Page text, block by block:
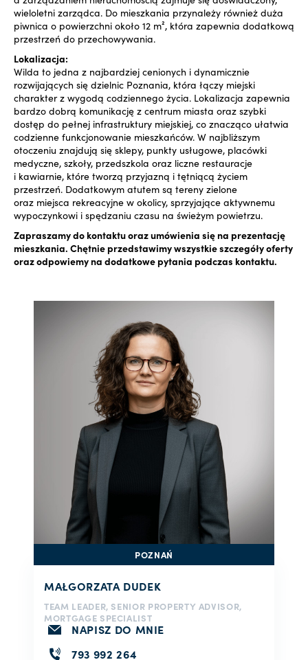
wieloletni zarządca. Do mieszkania przynależy również duża
piwnica o powierzchni około 12 m², która zapewnia dodatkową
przestrzeń do przechowywania.
Lokalizacja:
Wilda to jedna z najbardziej cenionych i dynamicznie
rozwijających się dzielnic Poznania, która łączy miejski
charakter z wygodą codziennego życia. Lokalizacja zapewnia
bardzo dobrą komunikację z centrum miasta oraz szybki
dostęp do pełnej infrastruktury miejskiej, co znacząco ułatwia
codzienne funkcjonowanie mieszkańców. W najbliższym
otoczeniu znajdują się sklepy, punkty usługowe, placówki
medyczne, szkoły, przedszkola oraz liczne restauracje
i kawiarnie, które tworzą przyjazną i tętniącą życiem
przestrzeń. Dodatkowym atutem są tereny zielone
oraz miejsca rekreacyjne w okolicy, sprzyjające aktywnemu
wypoczynkowi i spędzaniu czasu na świeżym powietrzu.
Zapraszamy do kontaktu oraz umówienia się na prezentację
mieszkania. Chętnie przedstawimy wszystkie szczegóły oferty
oraz odpowiemy na dodatkowe pytania podczas kontaktu.
POZNAŃ
MAŁGORZATA DUDEK
TEAM LEADER, SENIOR PROPERTY ADVISOR,
MORTGAGE SPECIALIST
NAPISZ DO MNIE
793 992 264